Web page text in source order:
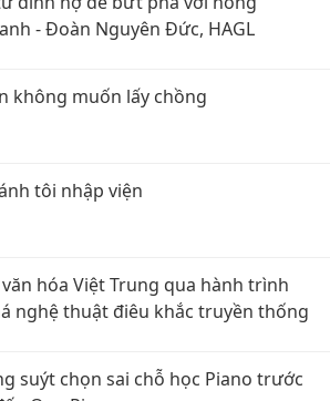
- Đoàn Nguyên Đức, HAGL
không muốn lấy chồng
tôi nhập viện
hóa Việt Trung qua hành trình
nghệ thuật điêu khắc truyền thống
suýt chọn sai chỗ học Piano trước